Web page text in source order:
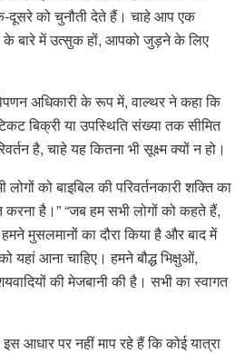
को चुनौती देते हैं। चाहे आप एक
बारे में उत्सुक हों, आपको जुड़ने के लिए
अधिकारी के रूप में, वाल्थर ने कहा कि
बिक्री या उपस्थिति संख्या तक सीमित
है, चाहे यह कितना भी सूक्ष्म क्यों न हो।
लोगों को बाइबिल की परिवर्तनकारी शक्ति का
है।” “जब हम सभी लोगों को कहते हैं,
मुसलमानों का दौरा किया है और बाद में
यहां आना चाहिए। हमने बौद्ध भिक्षुओं,
की मेजबानी की है। सभी का स्वागत
आधार पर नहीं माप रहे हैं कि कोई यात्रा